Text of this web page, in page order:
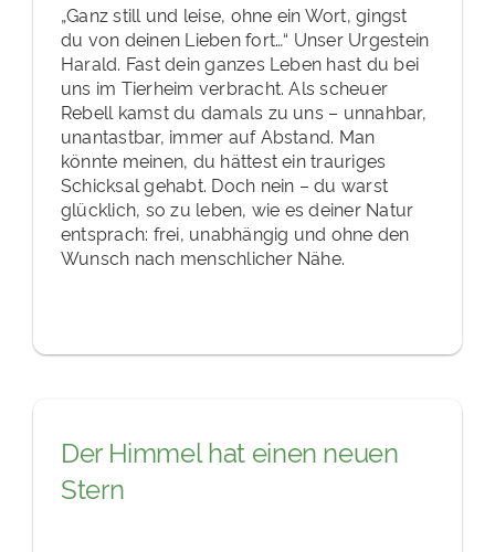
„Ganz still und leise, ohne ein Wort, gingst
du von deinen Lieben fort…“ Unser Urgestein
Harald. Fast dein ganzes Leben hast du bei
uns im Tierheim verbracht. Als scheuer
Rebell kamst du damals zu uns – unnahbar,
unantastbar, immer auf Abstand. Man
könnte meinen, du hättest ein trauriges
Schicksal gehabt. Doch nein – du warst
glücklich, so zu leben, wie es deiner Natur
entsprach: frei, unabhängig und ohne den
Wunsch nach menschlicher Nähe.
Der Himmel hat einen neuen
Stern